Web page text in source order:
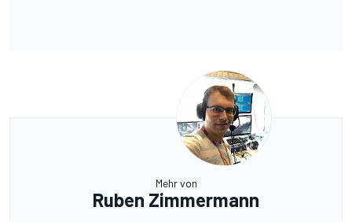
Mehr von
Ruben Zimmermann